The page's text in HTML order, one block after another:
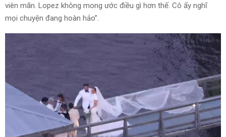
viên mãn. Lopez không mong ước điều gì hơn thế. Cô ấy nghĩ
mọi chuyện đang hoàn hảo”.